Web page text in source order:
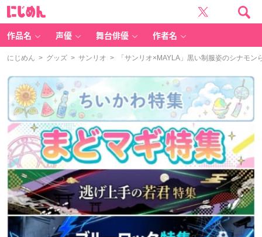
作品名 声優 舞台俳優 作者名
にじめん > グッズ > サンリオ > 「サンリオ×MAYLA」黒い制服姿のシナモン